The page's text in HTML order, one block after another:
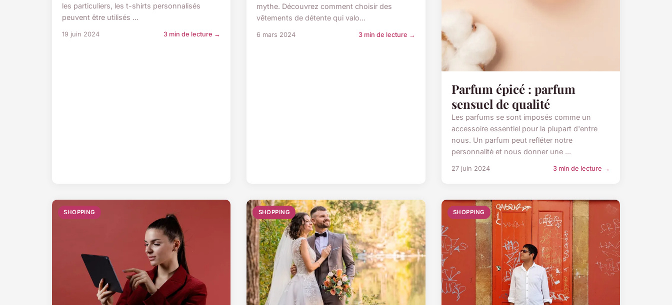
les particuliers, les t-shirts personnalisés
peuvent être utilisés ...
19 juin 2024 3 min de lecture →
mythe. Découvrez comment choisir des
vêtements de détente qui valo...
6 mars 2024 3 min de lecture →
Parfum épicé : parfum
sensuel de qualité
Les parfums se sont imposés comme un
accessoire essentiel pour la plupart d'entre
nous. Un parfum peut refléter notre
personnalité et nous donner une ...
27 juin 2024 3 min de lecture →
SHOPPING SHOPPING SHOPPING